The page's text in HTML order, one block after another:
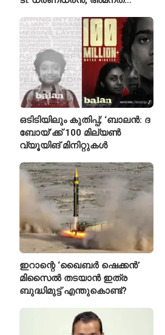
ഒടിടിയിലും കുതിപ്പ്; ‘ബാലൻ: ദ
ബോയ്’ക്ക് 100 മില്യൺ
വ്യൂയിങ് മിനിറ്റുകൾ
ഇറാന്റെ ‘ഖൈബർ ഷെക്കൻ’
മിസൈൽ തടയാൻ ഇത്ര
ബുദ്ധിമുട്ട് എന്തുകൊണ്ട്?